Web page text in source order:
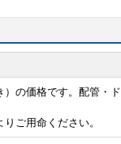
の価格です。配管・ド
りご用命ください。